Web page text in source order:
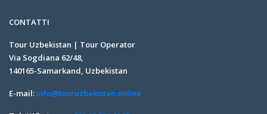
CONTATTI
Tour Uzbekistan | Tour Operator
Via Sogdiana 62/48,
140165-Samarkand, Uzbekistan
E-mail: info@touruzbekistan.online